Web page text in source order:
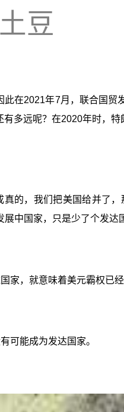
豆
在2021年7月，联合国
多远呢？在2020年时，
的，我们把美国给并了
中国家，只是少了个发达
家，就意味着美元霸权已经
可能成为发达国家。